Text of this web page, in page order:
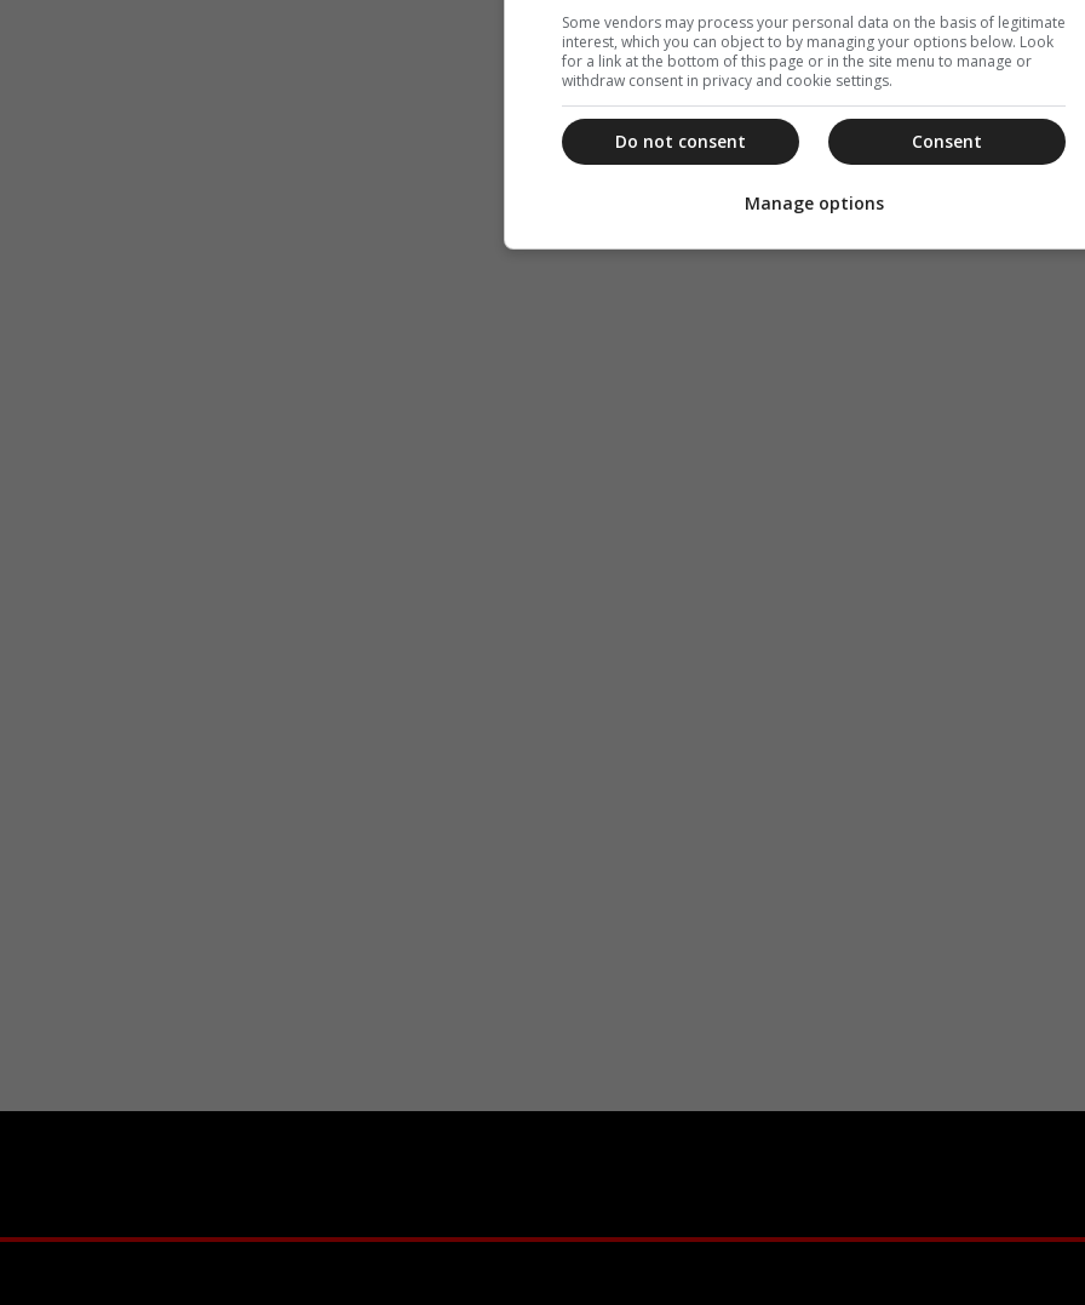
Some vendors may process your personal data on the basis of legitimate
interest, which you can object to by managing your options below. Look
for a link at the bottom of this page or in the site menu to manage or
withdraw consent in privacy and cookie settings.
Consent
Do not consent
Manage options